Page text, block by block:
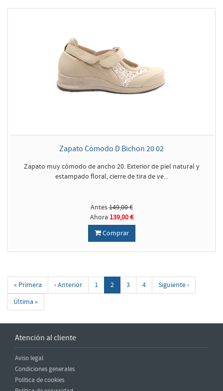
Zapato Cómodo D Bichon 20 02
Zapato muy cómodo de ancho 20. Exterior de piel natural y
estampado floral, cierre de tira de ve...
Antes149,00 €
Ahora 139,00 €
Comprar
« Primera ‹ Anterior 1 2 3 4
Siguiente ›
Última »
Atención al cliente
Aviso legal
Condiciones generales
Política de cookies